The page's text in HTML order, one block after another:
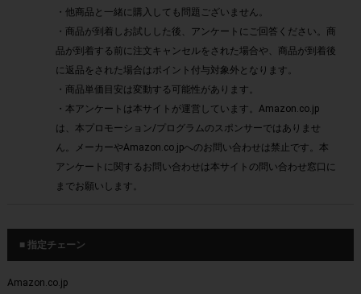
・他商品と一緒に購入しても問題ございません。
・商品が到着しお試しした後、アンケートにご回答ください。商
品が到着する前に注文キャンセルをされた場合や、商品が到着後
に返品をされた場合はポイント付与対象外となります。
・商品単価目安は変動する可能性があります。
・本アンケートは本サイトが運営しています。Amazon.co.jp
は、本プロモーション/プログラムのスポンサーではありませ
ん。メーカーやAmazon.co.jpへのお問い合わせは禁止です。本
アンケートに関するお問い合わせは本サイトの問い合わせ窓口に
までお願いします。
■ 指定チェーン
Amazon.co.jp